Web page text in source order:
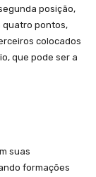
posição,
quatro pontos,
colocados
que pode ser a
suas
formações